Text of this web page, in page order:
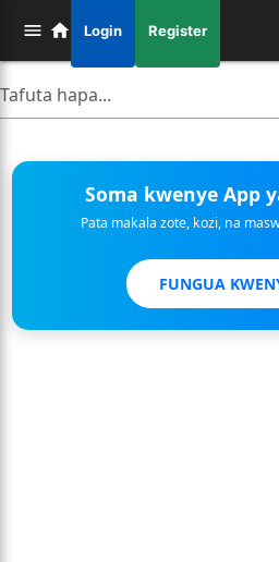
Login Register
Soma kwenye App
Pata makala zote, kozi, na
FUNGUA